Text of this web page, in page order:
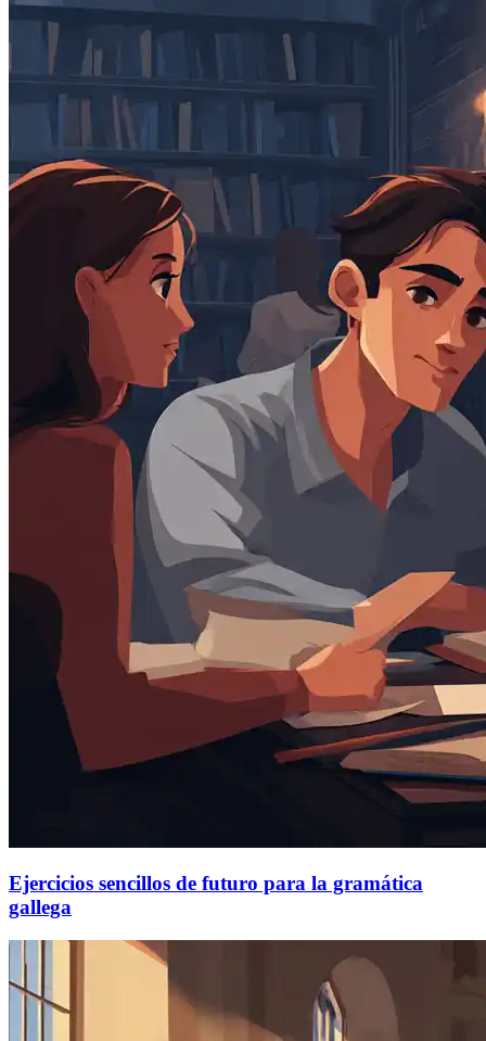
Ejercicios sencillos de futuro para la gramática
gallega